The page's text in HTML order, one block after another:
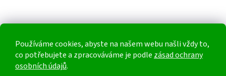
Používáme cookies, abyste na našem webu našli vždy to,
co potřebujete a zpracováváme je podle zásad ochrany
osobních údajů.